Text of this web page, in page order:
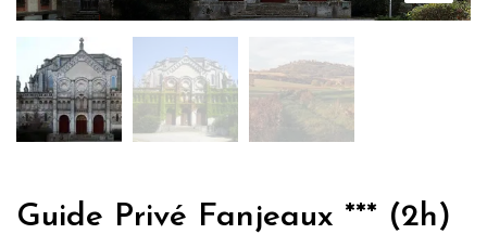
Guide Privé Fanjeaux *** (2h)